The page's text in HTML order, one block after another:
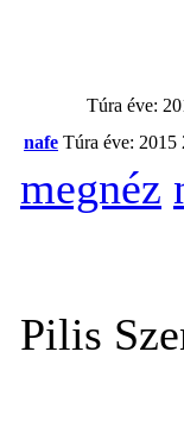
Túra éve:
nafe Túra éve: 2015
megnéz
Pilis